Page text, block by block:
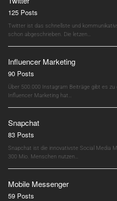
125 Posts
Twitter ist das schnellste und
schon abgeschrieben. Die letzen…
Influencer Marketing
90 Posts
Über 500.000 Instagram Beiträge gibt es
Influencer Marketing hat…
Snapchat
83 Posts
Snapchat ist die innovativste Social Media
300 Mio. Menschen nutzen…
Mobile Messenger
59 Posts